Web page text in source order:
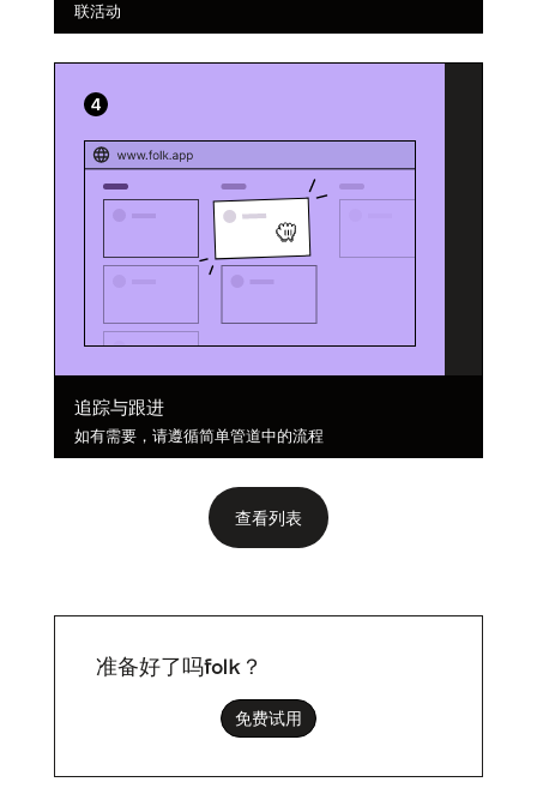
联活动
追踪与跟进
如有需要，请遵循简单管道中的流程
查看列表
准备好了吗folk？
免费试用